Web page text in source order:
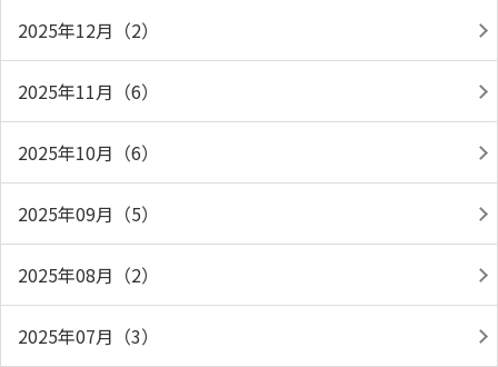
2025年12月（2）
2025年11月（6）
2025年10月（6）
2025年09月（5）
2025年08月（2）
2025年07月（3）